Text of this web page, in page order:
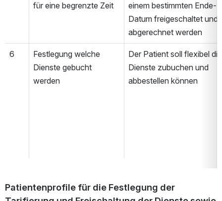
für eine begrenzte Zeit
einem bestimmten Ende-
Datum freigeschaltet und
abgerechnet werden
6
Festlegung welche
Dienste gebucht
werden
Der Patient soll flexibel die
Dienste zubuchen und
abbestellen können
Patientenprofile für die Festlegung der